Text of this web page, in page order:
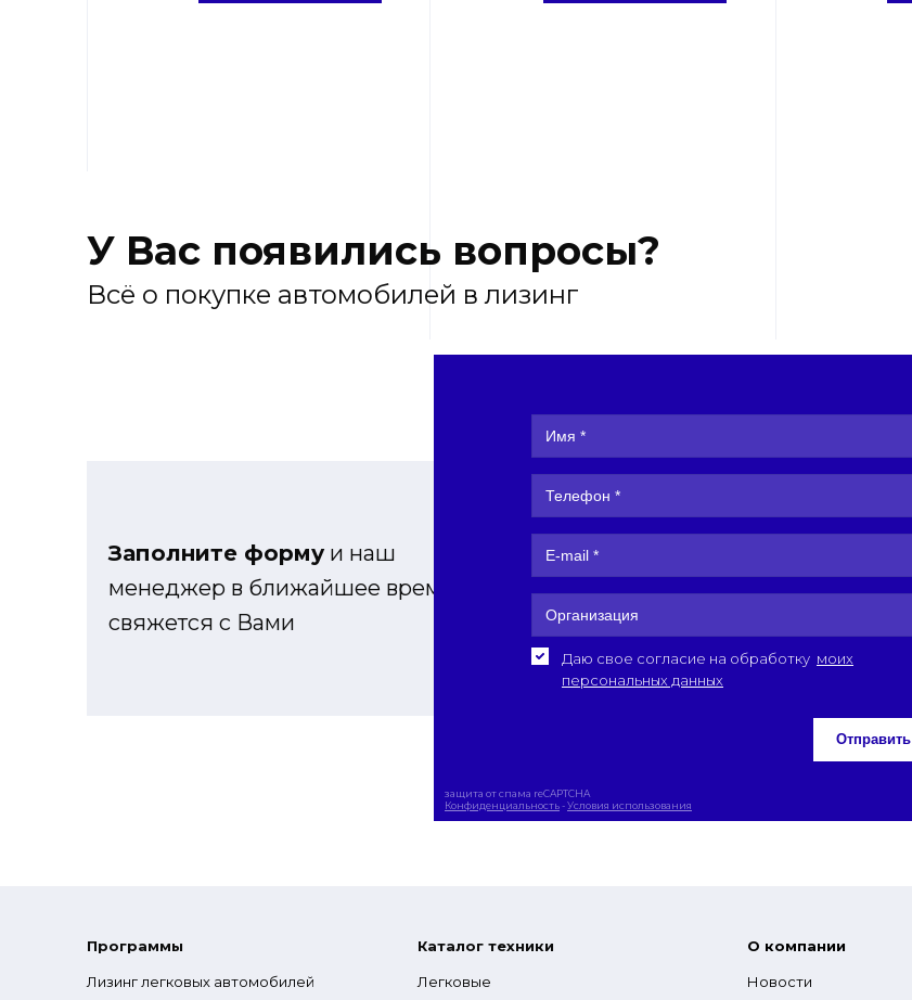
У Вас появились вопросы?
Всё о покупке автомобилей в лизинг
Заполните форму и наш
менеджер в ближайшее время
свяжется с Вами
Даю свое согласие на обработку моих
персональных данных
Отправить
защита от спама reCAPTCHA
Конфиденциальность-Условия использования
Программы
Лизинг легковых автомобилей
Каталог техники
Легковые
О компании
Новости